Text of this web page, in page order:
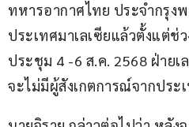
ทหารอากาศไทย ประจำกรุง
ประเทศมาเลเซียแล้วตั้งแต่ช่
ประชุม 4 -6 ส.ค. 2568 ฝ่าย
จะไม่มีผู้สังเกตการณ์จากประ